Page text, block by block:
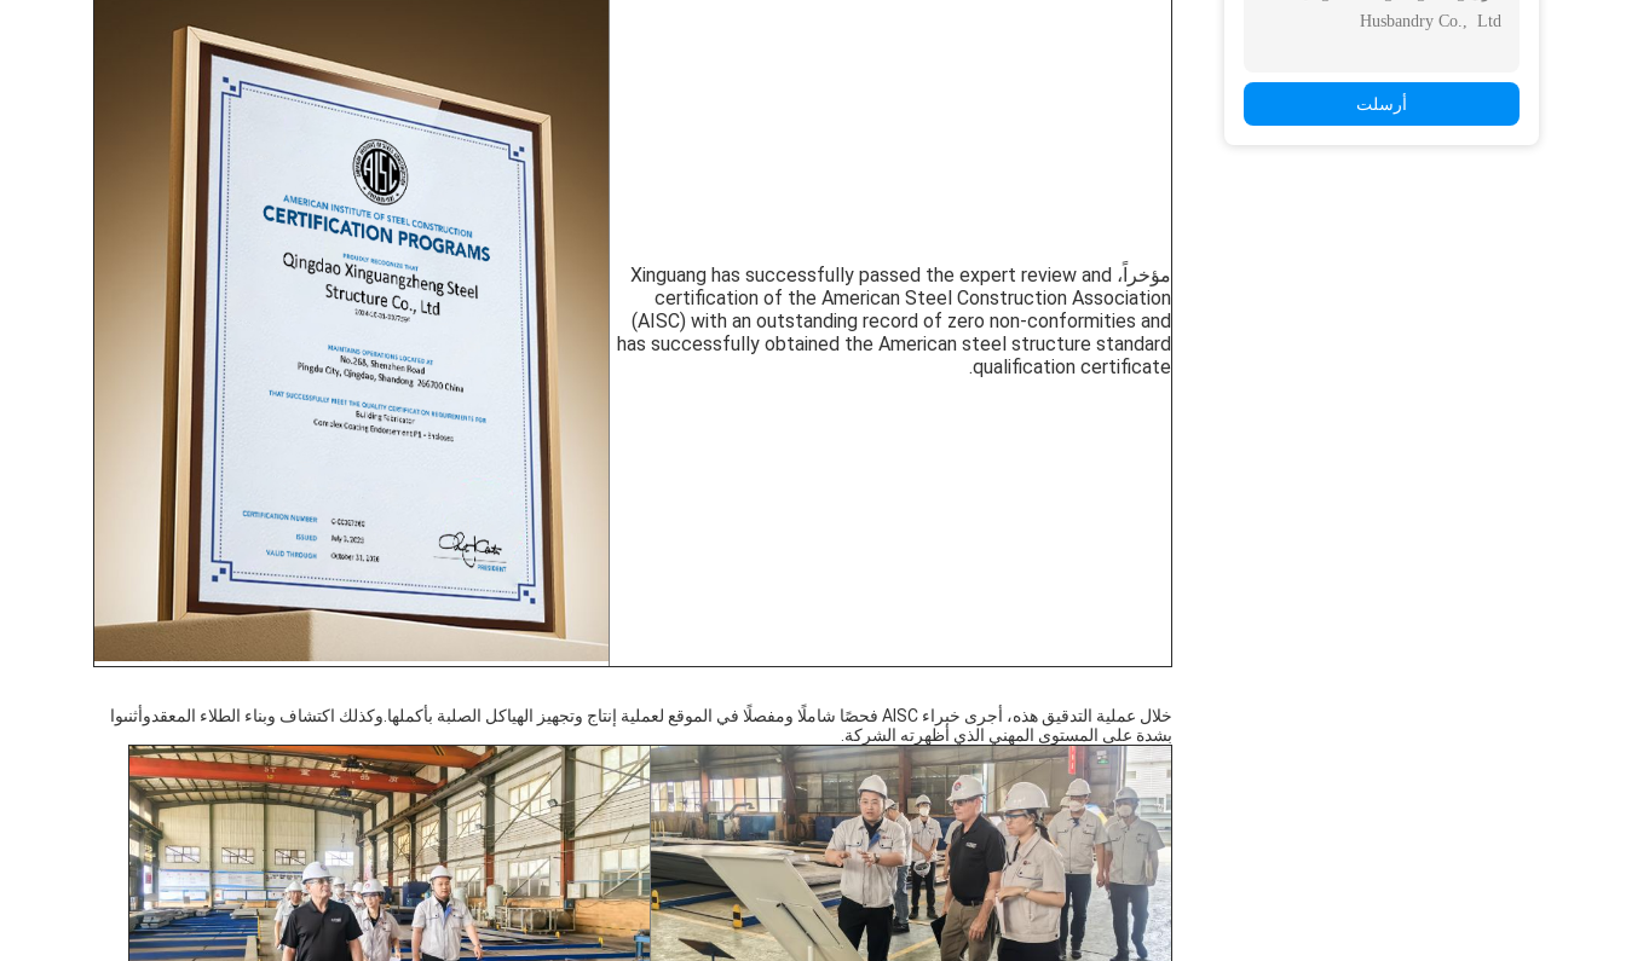
مؤخراً، Xinguang has successfully passed the expert review and
certification of the American Steel Construction Association
(AISC) with an outstanding record of zero non-conformities and
has successfully obtained the American steel structure standard
qualification certificate.
خلال عملية التدقيق هذه، أجرى خبراء AISC فحصًا شاملًا ومفصلًا في الموقع لعملية إنتاج وتجهيز الهياكل الصلبة بأكملها.وكذلك اكتشاف وبناء الطلاء المعقدوأثنىوا
بشدة على المستوى المهني الذي أظهرته الشركة.
أرسلت